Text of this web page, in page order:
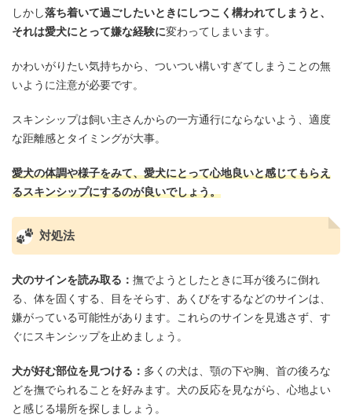
しかし落ち着いて過ごしたいときにしつこく構われてしまうと、
それは愛犬にとって嫌な経験に変わってしまいます。
かわいがりたい気持ちから、ついつい構いすぎてしまうことの無
いように注意が必要です。
スキンシップは飼い主さんからの一方通行にならないよう、適度
な距離感とタイミングが大事。
愛犬の体調や様子をみて、愛犬にとって心地良いと感じてもらえ
るスキンシップにするのが良いでしょう。
対処法
犬のサインを読み取る： 撫でようとしたときに耳が後ろに倒れ
る、体を固くする、目をそらす、あくびをするなどのサインは、
嫌がっている可能性があります。これらのサインを見逃さず、す
ぐにスキンシップを止めましょう。
犬が好む部位を見つける： 多くの犬は、顎の下や胸、首の後ろな
どを撫でられることを好みます。犬の反応を見ながら、心地よい
と感じる場所を探しましょう。